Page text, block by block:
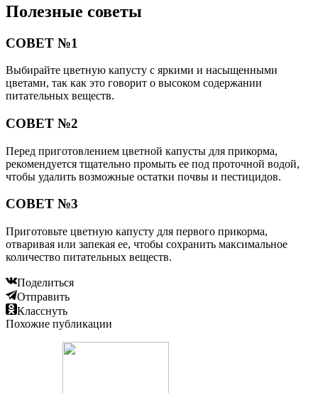
Полезные советы
СОВЕТ №1
Выбирайте цветную капусту с яркими и насыщенными
цветами, так как это говорит о высоком содержании
питательных веществ.
СОВЕТ №2
Перед приготовлением цветной капусты для прикорма,
рекомендуется тщательно промыть ее под проточной водой,
чтобы удалить возможные остатки почвы и пестицидов.
СОВЕТ №3
Приготовьте цветную капусту для первого прикорма,
отваривая или запекая ее, чтобы сохранить максимальное
количество питательных веществ.
Поделиться
Отправить
Класснуть
Похожие публикации